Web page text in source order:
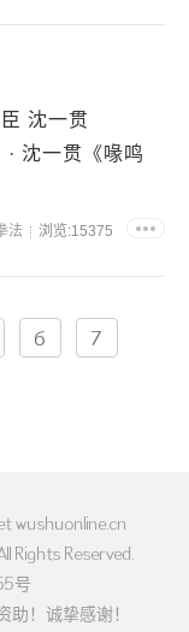
沈一贯
· 沈一贯《喙鸣
法 浏览:15375
6 7
wushuonline.cn
Rights Reserved.
号
！诚挚感谢！